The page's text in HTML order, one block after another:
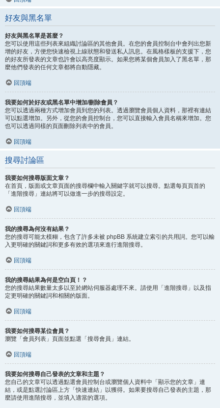
好友與黑名單
好友與黑名單是甚麼？
您可以使用這些列表來組織討論區的其他會員。在您的會員控制台中會列出您新
增的好友，方便您快速檢視上線狀態和發送私人訊息。在風格樣板的支援下，您
的好友所發表的文章也許會以高亮度顯示。如果您將某個會員加入了黑名單，那
麼他們發表的任何文章都將自動隱藏。
回頂端
我要如何於好友或黑名單中增加/刪除會員？
您可以透過兩種方式增加會員到您的列表。透過瀏覽會員個人資料，那裡有連結
可以點選增加。另外，從您的會員控制台，您可以直接輸入會員名稱來增加。您
也可以透過同樣的頁面刪除列表中的會員。
回頂端
搜尋討論區
我要如何搜尋版面文章？
在首頁，版面或文章頁面的搜尋欄中輸入關鍵字就可以搜尋。點選每頁頁首的
「進階搜尋」連結將可以做進一步的搜尋設定。
回頂端
我的搜尋為何沒有結果？
您的搜尋可能太模糊，包含了許多未被 phpBB 系統建立索引的共用詞。您可以輸
入更明確的關鍵詞和更多有效的選項來進行進階搜尋。
回頂端
我的搜尋結果為何是空白頁！？
您的搜尋結果數量太多以至於網站伺服器處理不來。請使用「進階搜尋」以及指
定更明確的關鍵詞和相關的版面。
回頂端
我要如何搜尋某位會員？
瀏覽「會員列表」頁面並點選「搜尋會員」連結。
回頂端
我要如何搜尋自己發表的文章和主題？
您自己的文章可以透過點選會員控制台或瀏覽個人資料中「顯示您的文章」連
結，或是點選討論區上方「快速連結」以獲得。如果要搜尋自己發表的主題，那
麼請使用進階搜尋，並填入適當的選項。